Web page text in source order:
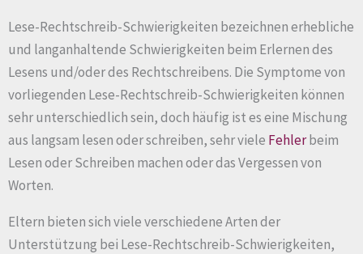
Lese-Rechtschreib-Schwierigkeiten bezeichnen erhebliche
und langanhaltende Schwierigkeiten beim Erlernen des
Lesens und/oder des Rechtschreibens. Die Symptome von
vorliegenden Lese-Rechtschreib-Schwierigkeiten können
sehr unterschiedlich sein, doch häufig ist es eine Mischung
aus langsam lesen oder schreiben, sehr viele Fehlerbeim
Lesen oder Schreiben machen oder das Vergessen von
Worten.
Eltern bieten sich viele verschiedene Arten der
Unterstützung bei Lese-Rechtschreib-Schwierigkeiten,